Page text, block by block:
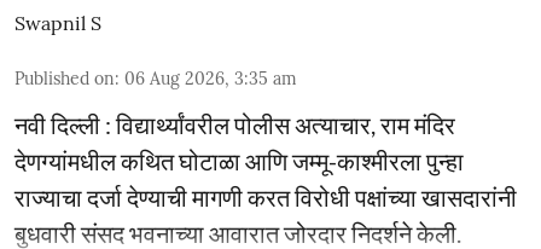
Swapnil S
Published on: 06 Aug 2026, 3:35 am
नवी दिल्ली : विद्यार्थ्यांवरील पोलीस अत्याचार, राम मंदिर
देणग्यांमधील कथित घोटाळा आणि जम्मू-काश्मीरला पुन्हा
राज्याचा दर्जा देण्याची मागणी करत विरोधी पक्षांच्या खासदारांनी
बुधवारी संसद भवनाच्या आवारात जोरदार निदर्शने केली.